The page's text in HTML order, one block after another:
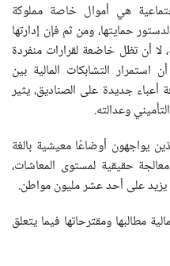
هي أموال خاصة مملوكة
حمايتها، ومن ثم فإن إدارتها
لا أن تظل خاضعة لقرارات منفردة
التشابكات المالية بين
أعباء جديدة على الصناديق، يثير
وعدالته.
يواجهون أوضاعًا معيشية بالغة
حقيقية لمستوى المعاشات،
يزيد على أحد عشر مليون مواطن.
مطالبها ومقترحاتها فيما يتعلق